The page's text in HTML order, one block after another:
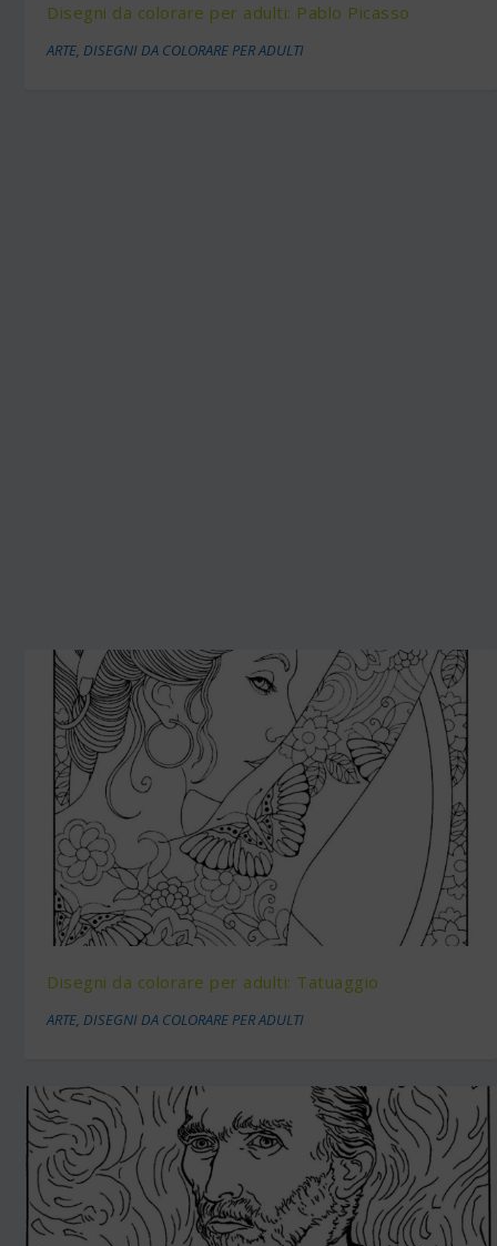
Disegni da colorare per adulti: Pablo Picasso
ARTE,DISEGNI DA COLORARE PER ADULTI
Disegni da colorare per adulti: Tatuaggio
ARTE,DISEGNI DA COLORARE PER ADULTI